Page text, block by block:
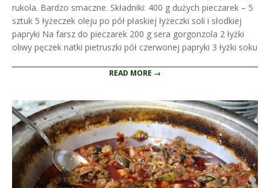
rukola. Bardzo smaczne. Składniki: 400 g dużych pieczarek – 5
sztuk 5 łyżeczek oleju po pół płaskiej łyżeczki soli i słodkiej
papryki Na farsz do pieczarek 200 g sera gorgonzola 2 łyżki
oliwy pęczek natki pietruszki pół czerwonej papryki 3 łyżki soku
READ MORE →